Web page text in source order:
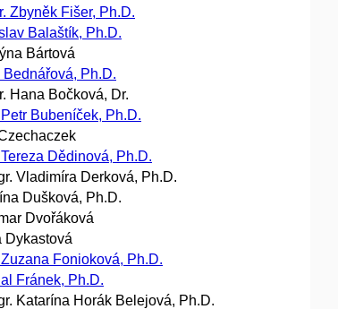
Zbyněk Fišer, Ph.D.
Balaštík, Ph.D.
Bártová
Bednářová, Ph.D.
Hana Bočková, Dr.
Bubeníček, Ph.D.
Dědinová, Ph.D.
Vladimíra Derková, Ph.D.
Dušková, Ph.D.
Dvořáková
Dykastová
Fonioková, Ph.D.
Fránek, Ph.D.
Katarína Horák Belejová, Ph.D.